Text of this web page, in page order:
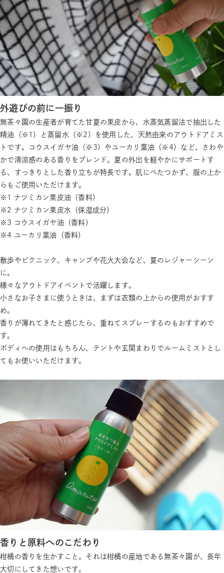
外遊びの前に一振り
無茶々園の生産者が育てた甘夏の果皮から、水蒸気蒸留法で抽出した
精油（※1）と蒸留水（※2）を使用した、天然由来のアウトドアミス
トです。コウスイガヤ油（※3）やユーカリ葉油（※4）など、さわや
かで清涼感のある香りをブレンド。夏の外出を軽やかにサポートす
る、すっきりとした香り立ちが特長です。肌にべたつかず、服の上か
らもご使用いただけます。
※1 ナツミカン果皮油（香料）
※2 ナツミカン果皮水（保湿成分）
※3 コウスイガヤ油（香料）
※4 ユーカリ葉油（香料）
散歩やピクニック、キャンプや花火大会など、夏のレジャーシーン
に。
様々なアウトドアイベントで活躍します。
小さなお子さまに使うときは、まずは衣類の上からの使用がおすす
め。
香りが薄れてきたと感じたら、重ねてスプレーするのもおすすめで
す。
ボディへの使用はもちろん、テントや玄関まわりでルームミストとし
てもお使いいただけます。
香りと原料へのこだわり
柑橘の香りを生かすこと。それは柑橘の産地である無茶々園が、長年
大切にしてきた想いです。